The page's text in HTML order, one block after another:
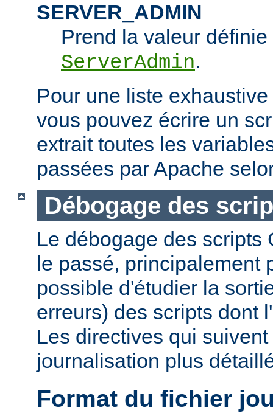
SERVER_ADMIN
Prend la valeur
ServerAdmin.
Pour une liste
vous pouvez écrire un
extrait toutes les
passées par Apache
Débogage des
Le débogage des scripts
le passé, principalement
possible d'étudier la
erreurs) des scripts dont
Les directives qui
journalisation plus
Format du fichier